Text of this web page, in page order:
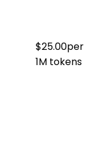
$25.00per
1M tokens